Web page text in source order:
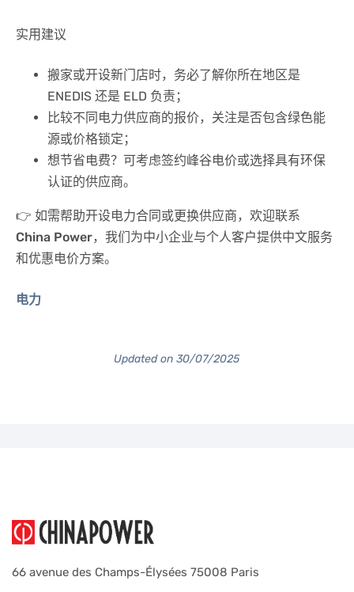
实用建议
搬家或开设新门店时，务必了解你所在地区是
ENEDIS 还是 ELD 负责；
比较不同电力供应商的报价，关注是否包含绿色能
源或价格锁定；
想节省电费？可考虑签约峰谷电价或选择具有环保
认证的供应商。
👉 如需帮助开设电力合同或更换供应商，欢迎联系
China Power，我们为中小企业与个人客户提供中文服务
和优惠电价方案。
电力
Updated on 30/07/2025
66 avenue des Champs-Élysées 75008 Paris